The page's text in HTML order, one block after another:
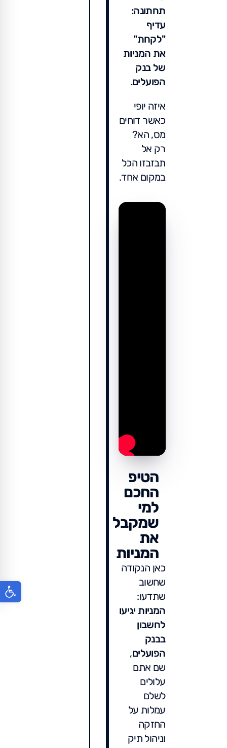
תחתונה:
עדיף
"לקחת"
את המניות
של בנק
הפועלים.
איזה יופי
כאשר דוחים
מס, הא?
רק אל
תבזבזו הכל
במקום אחד.
הטיפ
החכם
למי
שמקבל
את
המניות
כאן הנקודה
שחשוב
שתדעו:
המניות יגיעו
לחשבון
בבנק
הפועלים,
שם אתם
עלולים
לשלם
עמלות על
החזקה
וניהול תיק
פתח